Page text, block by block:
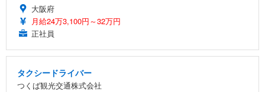
大阪府
月給24万3,100円～32万円
正社員
タクシードライバー
つくば観光交通株式会社